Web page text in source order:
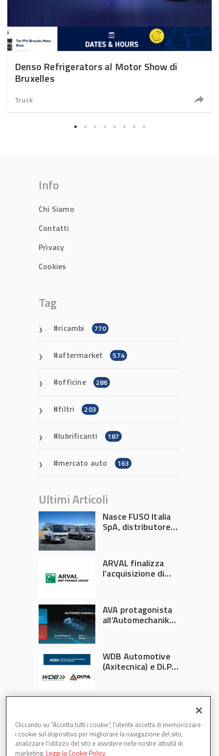
Denso Refrigerators al Motor Show di
Bruxelles
Truck
Info
Chi Siamo
Contatti
Privacy
Cookies
Tag
ricambi 770
aftermarket 574
officine 286
filtri 203
lubrificanti 187
mercato auto 163
Ultimi Articoli
Nasce FUSO Italia
SpA, distributore
ARVAL finalizza
l’acquisizione di
AVA protagonista
all’Automechanika
WDB Automotive
(Axitecnica) e Di.Pa.
Cliccando su “Accetta tutti i cookie”, l'utente accetta di memorizzare
i cookie sul dispositivo per migliorare la navigazione del sito,
analizzare l'utilizzo del sito e assistere nelle nostre attività di
marketing. Leggi la Cookie Policy